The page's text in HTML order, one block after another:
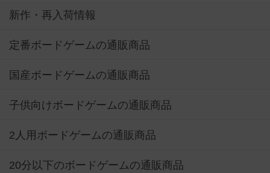
新作・再入荷情報
定番ボードゲームの通販商品
国産ボードゲームの通販商品
子供向けボードゲームの通販商品
2人用ボードゲームの通販商品
20分以下のボードゲームの通販商品